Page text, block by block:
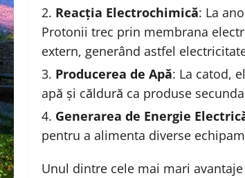
Reacția Electrochimică: La
Protonii trec prin membrana
extern, generând astfel
Producerea de Apă: La catod,
apă și căldură ca produse
Generarea de Energie
pentru a alimenta diverse
Unul dintre cele mai mari